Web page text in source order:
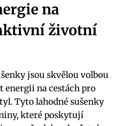
na
životní
jsou skvělou volbou
na cestách pro
Tyto lahodné sušenky
které poskytují